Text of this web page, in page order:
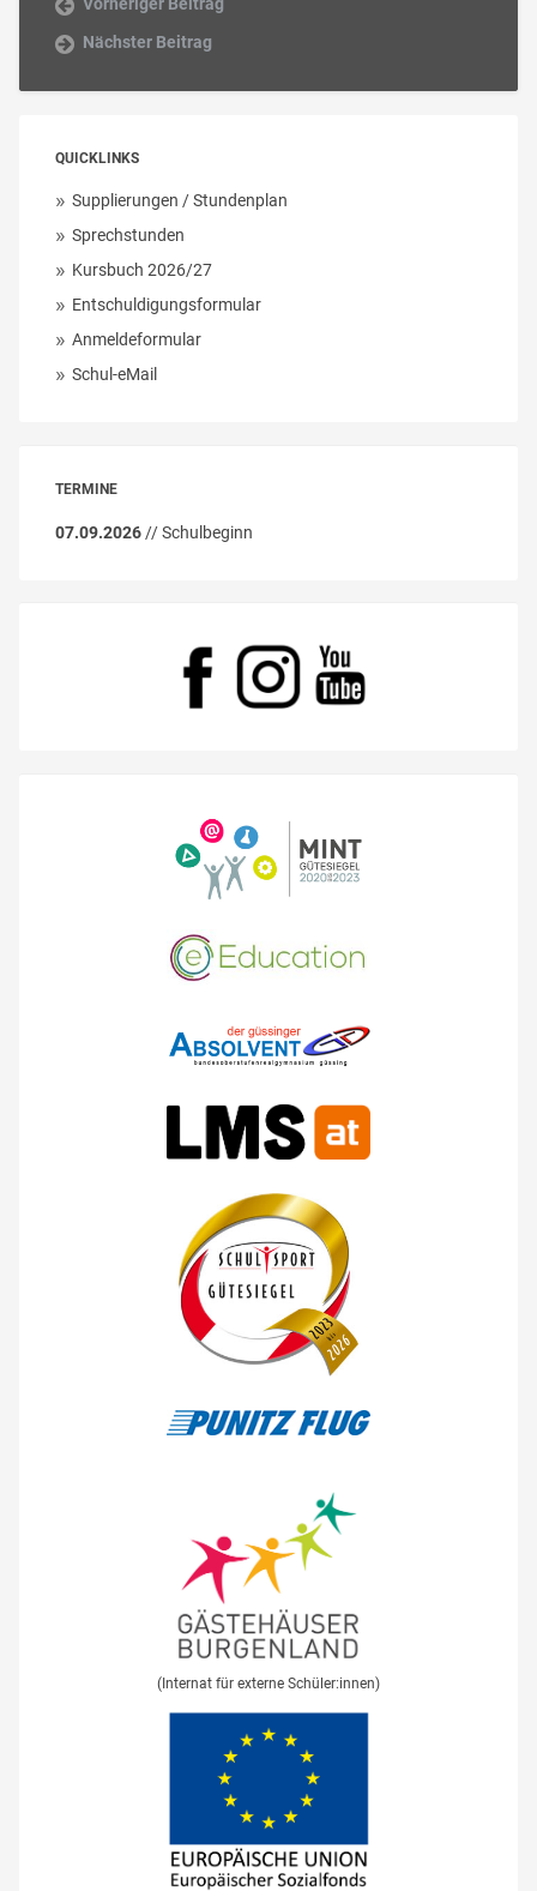
Nächster Beitrag
QUICKLINKS
Supplierungen / Stundenplan
Sprechstunden
Kursbuch 2026/27
Entschuldigungsformular
Anmeldeformular
Schul-eMail
TERMINE
07.09.2026 // Schulbeginn
(Internat für externe Schüler:innen)